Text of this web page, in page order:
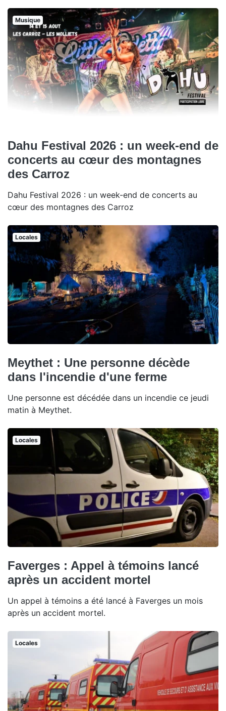
Musique
Dahu Festival 2026 : un week-end de
concerts au cœur des montagnes
des Carroz
Dahu Festival 2026 : un week-end de concerts au
cœur des montagnes des Carroz
Locales
Meythet : Une personne décède
dans l'incendie d'une ferme
Une personne est décédée dans un incendie ce jeudi
matin à Meythet.
Locales
Faverges : Appel à témoins lancé
après un accident mortel
Un appel à témoins a été lancé à Faverges un mois
après un accident mortel.
Locales